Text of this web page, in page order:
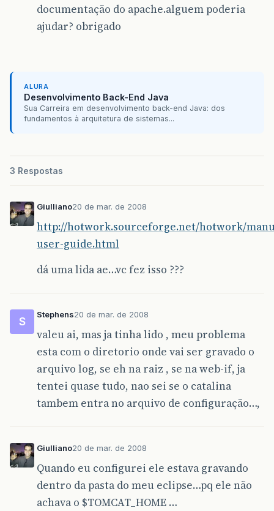
documentação do apache.alguem poderia
ajudar? obrigado
ALURA
Desenvolvimento Back-End Java
Sua Carreira em desenvolvimento back-end Java: dos
fundamentos à arquitetura de sistemas...
3 Respostas
Giulliano20 de mar. de 2008
http://hotwork.sourceforge.net/hotwork/
user-guide.html
dá uma lida ae…vc fez isso ???
S
Stephens20 de mar. de 2008
valeu ai, mas ja tinha lido , meu problema
esta com o diretorio onde vai ser gravado o
arquivo log, se eh na raiz , se na web-if, ja
tentei quase tudo, nao sei se o catalina
tambem entra no arquivo de configuração…,
Giulliano20 de mar. de 2008
Quando eu configurei ele estava gravando
dentro da pasta do meu eclipse…pq ele não
achava o $TOMCAT_HOME …